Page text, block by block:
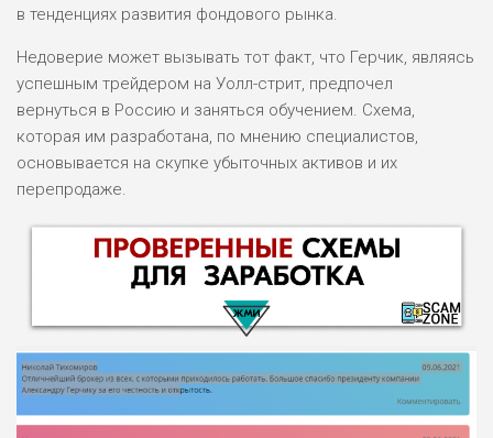
в тенденциях развития фондового рынка.
Недоверие может вызывать тот факт, что Герчик, являясь
успешным трейдером на Уолл-стрит, предпочел
вернуться в Россию и заняться обучением. Схема,
которая им разработана, по мнению специалистов,
основывается на скупке убыточных активов и их
перепродаже.